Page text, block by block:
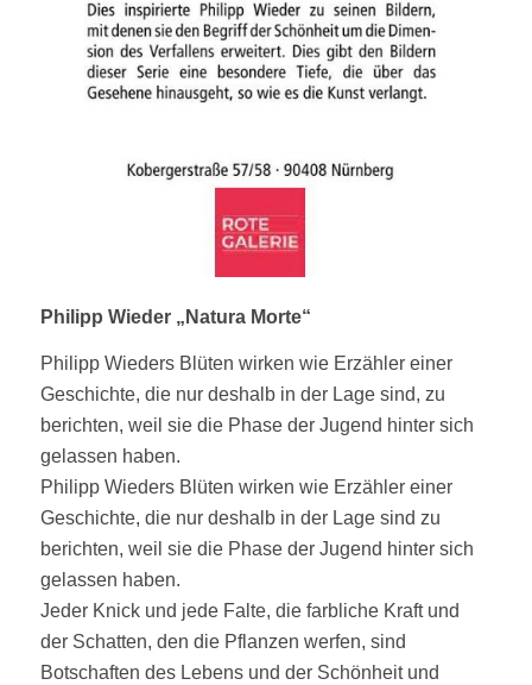
Philipp Wieder „Natura Morte“
Philipp Wieders Blüten wirken wie Erzähler einer
Geschichte, die nur deshalb in der Lage sind, zu
berichten, weil sie die Phase der Jugend hinter sich
gelassen haben.
Philipp Wieders Blüten wirken wie Erzähler einer
Geschichte, die nur deshalb in der Lage sind zu
berichten, weil sie die Phase der Jugend hinter sich
gelassen haben.
Jeder Knick und jede Falte, die farbliche Kraft und
der Schatten, den die Pflanzen werfen, sind
Botschaften des Lebens und der Schönheit und